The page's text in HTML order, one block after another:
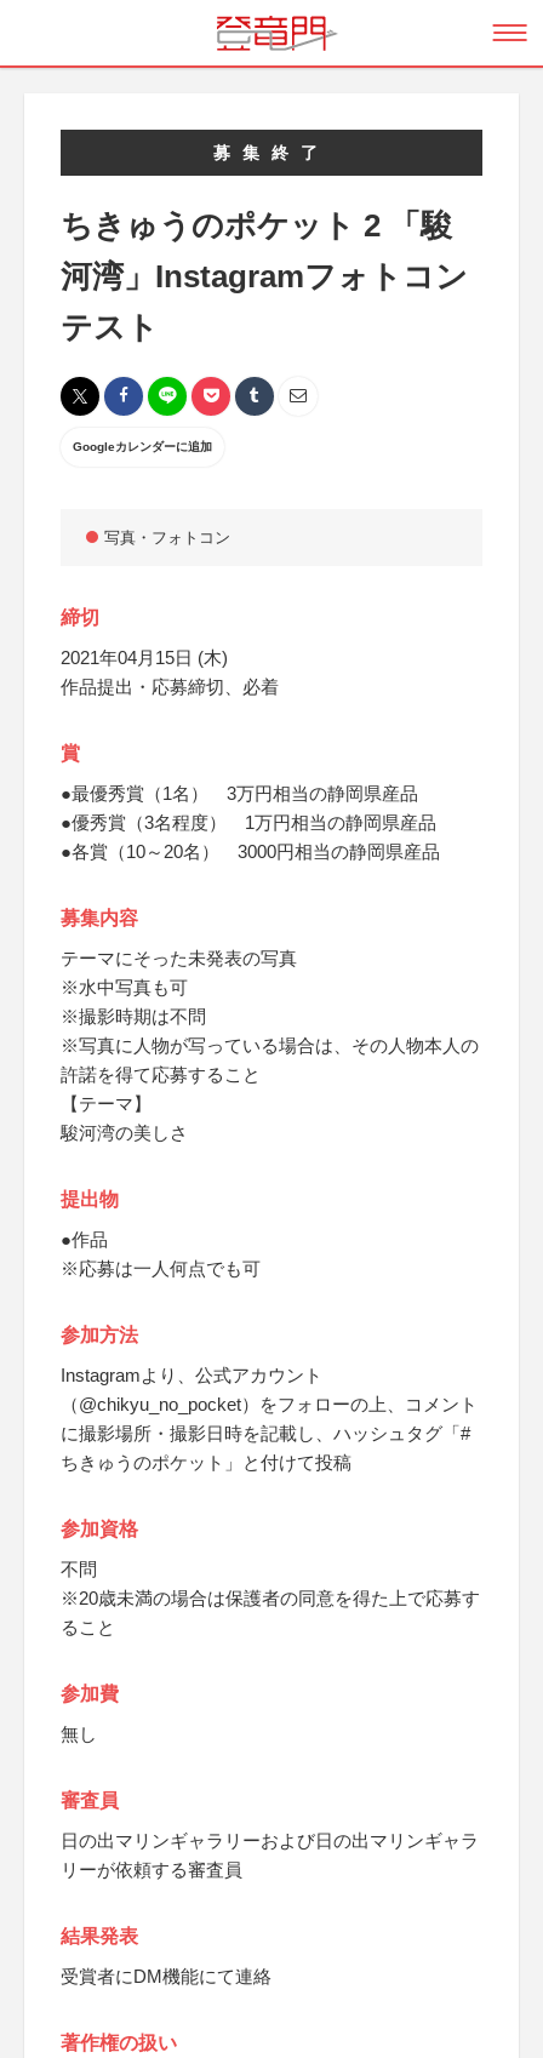
募集終了
ちきゅうのポケット 2 「駿
河湾」Instagramフォトコン
テスト
Googleカレンダーに追加
写真・フォトコン
締切
2021年04月15日 (木)
作品提出・応募締切、必着
賞
●最優秀賞（1名） 3万円相当の静岡県産品
●優秀賞（3名程度） 1万円相当の静岡県産品
●各賞（10～20名） 3000円相当の静岡県産品
募集内容
テーマにそった未発表の写真
※水中写真も可
※撮影時期は不問
※写真に人物が写っている場合は、その人物本人の
許諾を得て応募すること
【テーマ】
駿河湾の美しさ
提出物
●作品
※応募は一人何点でも可
参加方法
Instagramより、公式アカウント
（@chikyu_no_pocket）をフォローの上、コメント
に撮影場所・撮影日時を記載し、ハッシュタグ「#
ちきゅうのポケット」と付けて投稿
参加資格
不問
※20歳未満の場合は保護者の同意を得た上で応募す
ること
参加費
無し
審査員
日の出マリンギャラリーおよび日の出マリンギャラ
リーが依頼する審査員
結果発表
受賞者にDM機能にて連絡
著作権の扱い